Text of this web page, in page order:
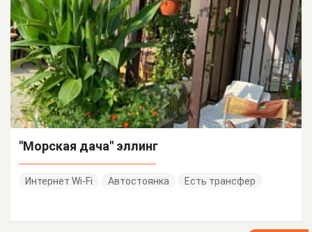
"Морская дача" эллинг
Интернет Wi-Fi Автостоянка Есть трансфер